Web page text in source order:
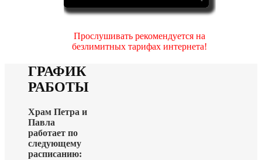
Прослушивать рекомендуется на
безлимитных тарифах интернета!
ГРАФИК
РАБОТЫ
Храм Петра и
Павла
работает по
следующему
расписанию: